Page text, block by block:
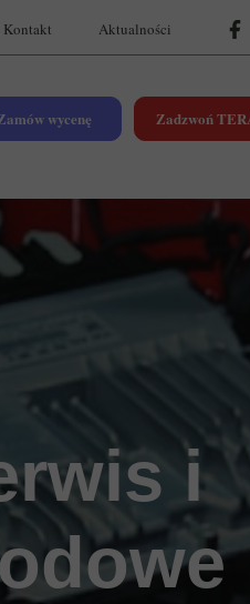
i
Aktualności
Zadzwoń
wycenę
Kontakt